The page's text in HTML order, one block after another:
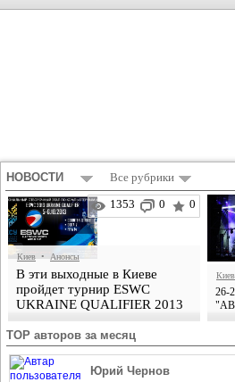
НОВОСТИ
Все рубрики
1353
0 0
Киев • Анонсы
В эти выходные в Киеве
пройдет турнир ESWC
UKRAINE QUALIFIER 2013
Киев
26-
TOP авторов за месяц
Юрий Чернов